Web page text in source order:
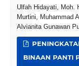
Ulfah Hidayati, Moh.
Murtini, Muhammad
Alvianita Gunawan
BINAAN PANTI